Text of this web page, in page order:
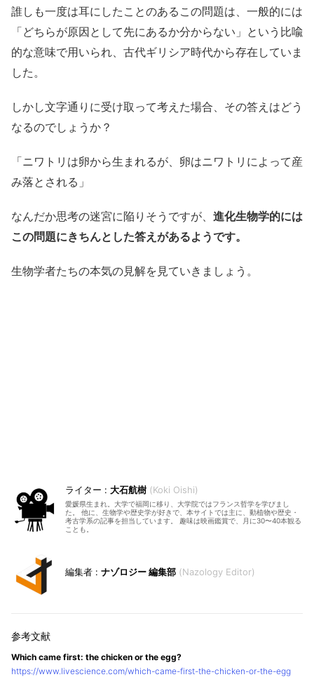
誰しも一度は耳にしたことのあるこの問題は、一般的には
「どちらが原因として先にあるか分からない」という比喩
的な意味で用いられ、古代ギリシア時代から存在していま
した。
しかし文字通りに受け取って考えた場合、その答えはどう
なるのでしょうか？
「ニワトリは卵から生まれるが、卵はニワトリによって産
み落とされる」
なんだか思考の迷宮に陥りそうですが、 進化生物学的には
この問題にきちんとした答えがあるようです。
生物学者たちの本気の見解を見ていきましょう。
大石航樹 Koki Oishi
愛媛県生まれ。大学で福岡に移り、大学院ではフランス哲学を学びまし
た。 他に、生物学や歴史学が好きで、本サイトでは主に、動植物や歴史・
考古学系の記事を担当しています。 趣味は映画鑑賞で、月に30〜40本観る
ことも。
ナゾロジー 編集部 Nazology Editor
Which came first: the chicken or the egg?
https://www.livescience.com/which-came-first-the-chicken-or-the-egg